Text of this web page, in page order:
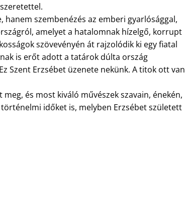
szembenézés az emberi gyarlósággal,
amelyet a hatalomnak hízelgő, korrupt
szövevényén át rajzolódik ki egy fiatal
is erőt adott a tatárok dúlta ország
Szent Erzsébet üzenete nekünk. A titok ott van
és most kiváló művészek szavain, énekén,
időket is, melyben Erzsébet született